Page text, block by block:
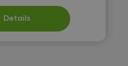
Details